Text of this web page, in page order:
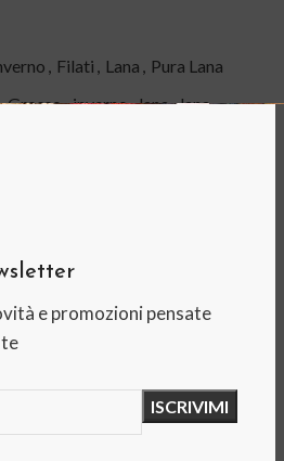
e promozioni pensate
, Filati , Lana , Pura Lana
, Grosso, inverno, lana, lana